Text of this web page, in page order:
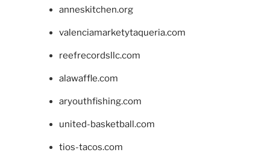
anneskitchen.org
valenciamarketytaqueria.com
reefrecordsllc.com
alawaffle.com
aryouthfishing.com
united-basketball.com
tios-tacos.com